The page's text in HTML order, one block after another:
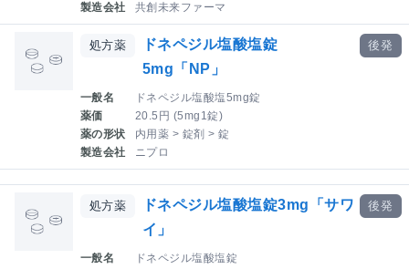
製造会社
共創未来ファーマ
処方薬
ドネペジル塩酸塩錠
5mg「NP」
一般名
ドネペジル塩酸塩5mg錠
薬価
20.5円 (5mg1錠)
薬の形状
内用薬 > 錠剤 > 錠
製造会社
ニプロ
後発
処方薬
ドネペジル塩酸塩錠3mg「サワ
イ」
一般名
ドネペジル塩酸塩錠
後発